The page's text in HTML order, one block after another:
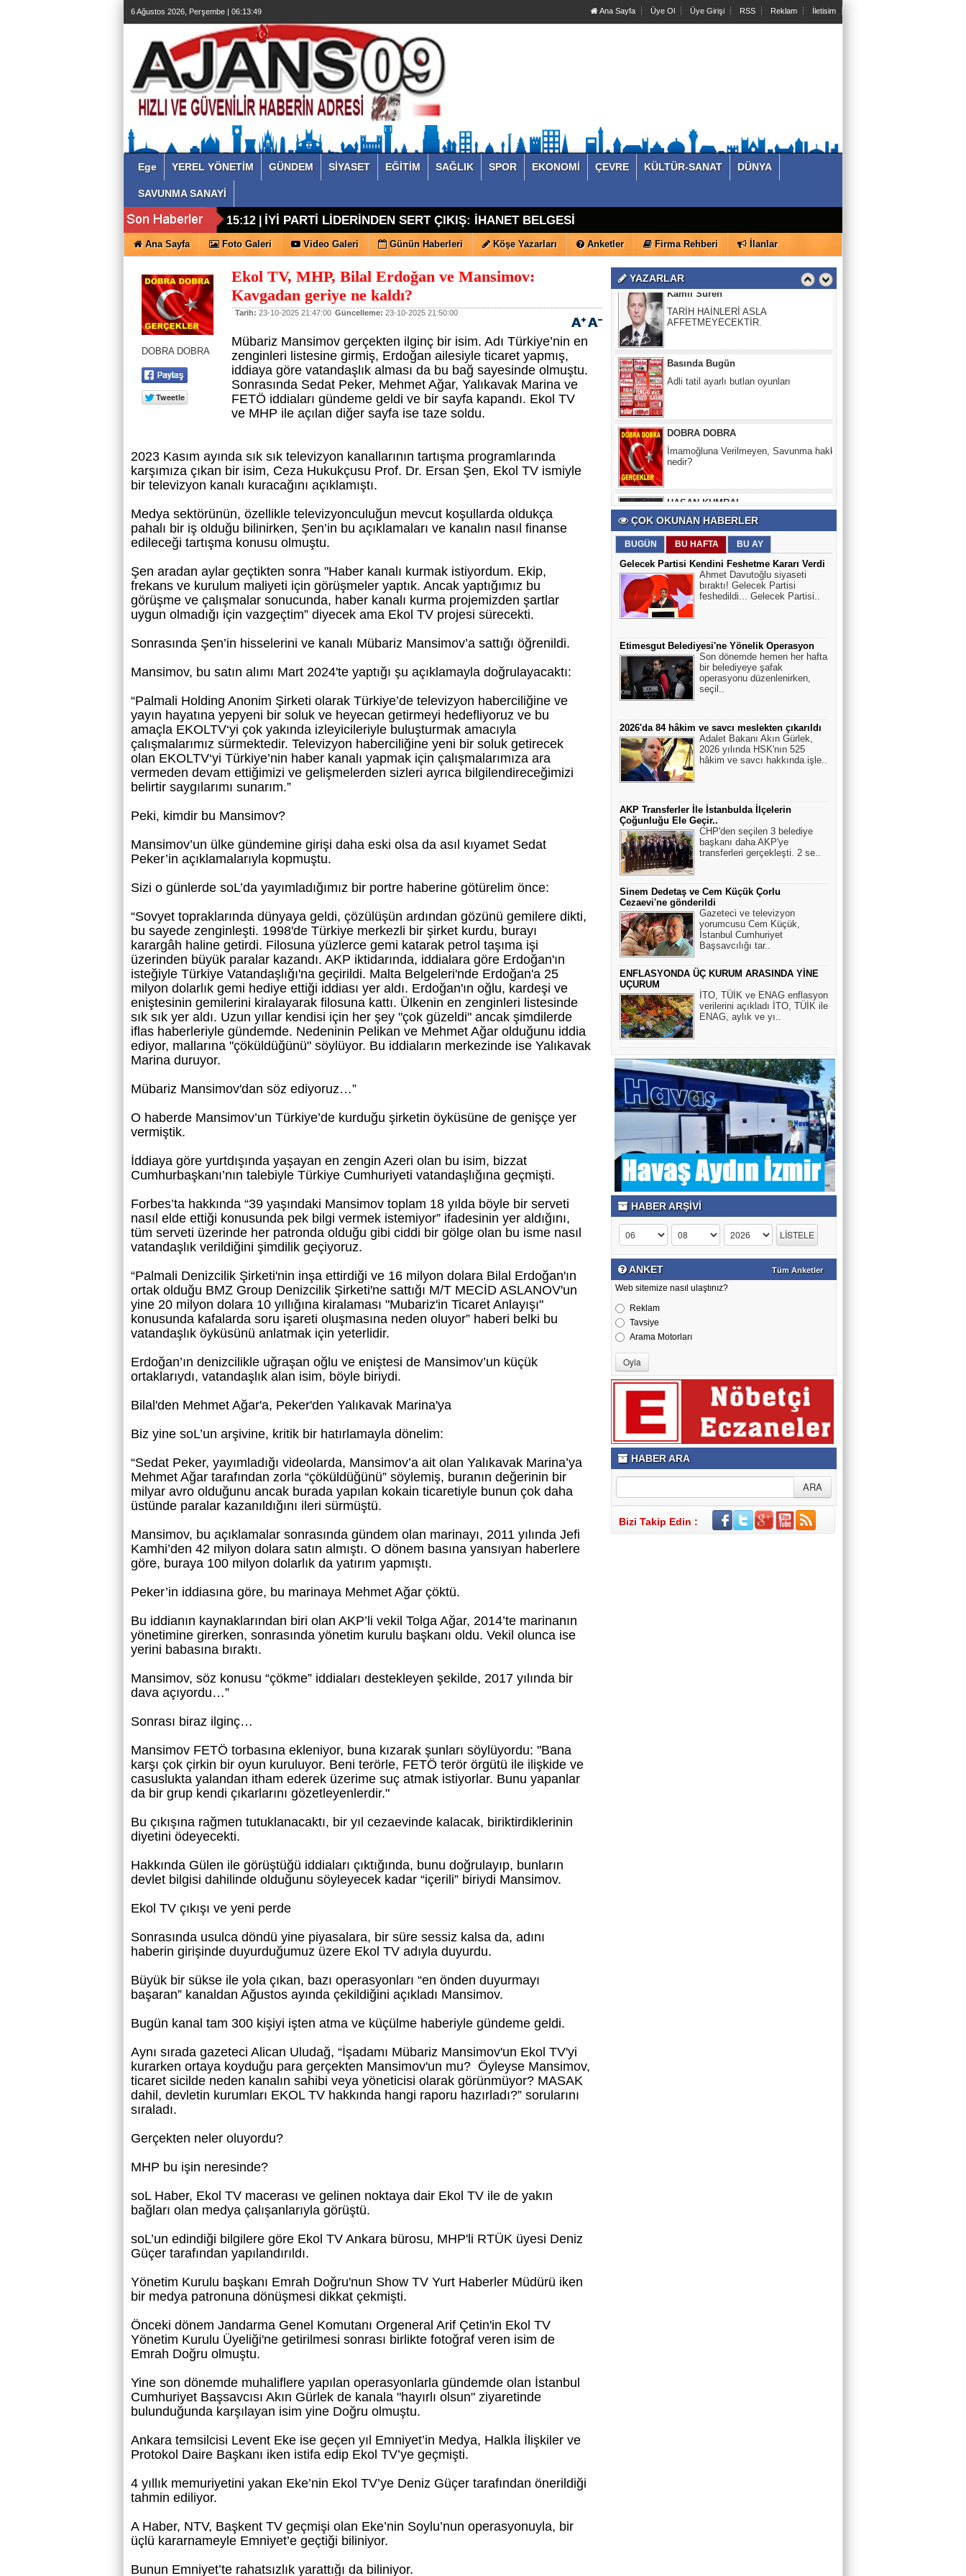
6 Ağustos 2026, Perşembe | 06:13:50 Ana Sayfa Üye Ol Üye Girişi RSS Reklam İletisim
Ege YEREL YÖNETİM GÜNDEM SİYASET EĞİTİM SAĞLIK SPOR EKONOMİ ÇEVRE KÜLTÜR-SANAT DÜNYA
SAVUNMA SANAYİ
15:12 | İYİ PARTİ LİDERİNDEN SERT ÇIKIŞ: İHANET BELGESİ
Ana Sayfa Foto Galeri Video Galeri Günün Haberleri Köşe Yazarları Anketler Firma Rehberi İlanlar
DOBRA DOBRA
Ekol TV, MHP, Bilal Erdoğan ve Mansimov:
Kavgadan geriye ne kaldı?
Tarih: 23-10-2025 21:47:00 Güncelleme: 23-10-2025 21:50:00
Mübariz Mansimov gerçekten ilginç bir isim. Adı Türkiye’nin en
zenginleri listesine girmiş, Erdoğan ailesiyle ticaret yapmış,
iddiaya göre vatandaşlık alması da bu bağ sayesinde olmuştu.
Sonrasında Sedat Peker, Mehmet Ağar, Yalıkavak Marina ve
FETÖ iddiaları gündeme geldi ve bir sayfa kapandı. Ekol TV
ve MHP ile açılan diğer sayfa ise taze soldu.
2023 Kasım ayında sık sık televizyon kanallarının tartışma programlarında
karşımıza çıkan bir isim, Ceza Hukukçusu Prof. Dr. Ersan Şen, Ekol TV ismiyle
bir televizyon kanalı kuracağını açıklamıştı.
Medya sektörünün, özellikle televizyonculuğun mevcut koşullarda oldukça
pahalı bir iş olduğu bilinirken, Şen’in bu açıklamaları ve kanalın nasıl finanse
edileceği tartışma konusu olmuştu.
Şen aradan aylar geçtikten sonra "Haber kanalı kurmak istiyordum. Ekip,
frekans ve kurulum maliyeti için görüşmeler yaptık. Ancak yaptığımız bu
görüşme ve çalışmalar sonucunda, haber kanalı kurma projemizden şartlar
uygun olmadığı için vazgeçtim” diyecek ama Ekol TV projesi sürecekti.
Sonrasında Şen’in hisselerini ve kanalı Mübariz Mansimov’a sattığı öğrenildi.
Mansimov, bu satın alımı Mart 2024'te yaptığı şu açıklamayla doğrulayacaktı:
“Palmali Holding Anonim Şirketi olarak Türkiye’de televizyon haberciliğine ve
yayın hayatına yepyeni bir soluk ve heyecan getirmeyi hedefliyoruz ve bu
amaçla EKOLTV‘yi çok yakında izleyicileriyle buluşturmak amacıyla
çalışmalarımız sürmektedir. Televizyon haberciliğine yeni bir soluk getirecek
olan EKOLTV‘yi Türkiye’nin haber kanalı yapmak için çalışmalarımıza ara
vermeden devam ettiğimizi ve gelişmelerden sizleri ayrıca bilgilendireceğimizi
belirtir saygılarımı sunarım.”
Peki, kimdir bu Mansimov?
Mansimov’un ülke gündemine girişi daha eski olsa da asıl kıyamet Sedat
Peker’in açıklamalarıyla kopmuştu.
Sizi o günlerde soL’da yayımladığımız bir portre haberine götürelim önce:
“Sovyet topraklarında dünyaya geldi, çözülüşün ardından gözünü gemilere dikti,
bu sayede zenginleşti. 1998'de Türkiye merkezli bir şirket kurdu, burayı
karargâh haline getirdi. Filosuna yüzlerce gemi katarak petrol taşıma işi
üzerinden büyük paralar kazandı. AKP iktidarında, iddialara göre Erdoğan'ın
isteğiyle Türkiye Vatandaşlığı'na geçirildi. Malta Belgeleri'nde Erdoğan'a 25
milyon dolarlık gemi hediye ettiği iddiası yer aldı. Erdoğan'ın oğlu, kardeşi ve
eniştesinin gemilerini kiralayarak filosuna kattı. Ülkenin en zenginleri listesinde
sık sık yer aldı. Uzun yıllar kendisi için her şey "çok güzeldi" ancak şimdilerde
iflas haberleriyle gündemde. Nedeninin Pelikan ve Mehmet Ağar olduğunu iddia
ediyor, mallarına "çöküldüğünü" söylüyor. Bu iddiaların merkezinde ise Yalıkavak
Marina duruyor.
Mübariz Mansimov'dan söz ediyoruz…”
O haberde Mansimov’un Türkiye’de kurduğu şirketin öyküsüne de genişçe yer
vermiştik.
İddiaya göre yurtdışında yaşayan en zengin Azeri olan bu isim, bizzat
Cumhurbaşkanı’nın talebiyle Türkiye Cumhuriyeti vatandaşlığına geçmişti.
Forbes’ta hakkında “39 yaşındaki Mansimov toplam 18 yılda böyle bir serveti
nasıl elde ettiği konusunda pek bilgi vermek istemiyor” ifadesinin yer aldığını,
tüm serveti üzerinde her patronda olduğu gibi ciddi bir gölge olan bu isme nasıl
vatandaşlık verildiğini şimdilik geçiyoruz.
“Palmali Denizcilik Şirketi'nin inşa ettirdiği ve 16 milyon dolara Bilal Erdoğan'ın
ortak olduğu BMZ Group Denizcilik Şirketi'ne sattığı M/T MECİD ASLANOV'un
yine 20 milyon dolara 10 yıllığına kiralaması "Mubariz'in Ticaret Anlayışı"
konusunda kafalarda soru işareti oluşmasına neden oluyor” haberi belki bu
vatandaşlık öyküsünü anlatmak için yeterlidir.
Erdoğan’ın denizcilikle uğraşan oğlu ve eniştesi de Mansimov’un küçük
ortaklarıydı, vatandaşlık alan isim, böyle biriydi.
Bilal'den Mehmet Ağar'a, Peker'den Yalıkavak Marina'ya
Biz yine soL’un arşivine, kritik bir hatırlamayla dönelim:
“Sedat Peker, yayımladığı videolarda, Mansimov’a ait olan Yalıkavak Marina’ya
Mehmet Ağar tarafından zorla “çöküldüğünü” söylemiş, buranın değerinin bir
milyar avro olduğunu ancak burada yapılan kokain ticaretiyle bunun çok daha
üstünde paralar kazanıldığını ileri sürmüştü.
Mansimov, bu açıklamalar sonrasında gündem olan marinayı, 2011 yılında Jefi
Kamhi’den 42 milyon dolara satın almıştı. O dönem basına yansıyan haberlere
göre, buraya 100 milyon dolarlık da yatırım yapmıştı.
Peker’in iddiasına göre, bu marinaya Mehmet Ağar çöktü.
Bu iddianın kaynaklarından biri olan AKP’li vekil Tolga Ağar, 2014’te marinanın
yönetimine girerken, sonrasında yönetim kurulu başkanı oldu. Vekil olunca ise
yerini babasına bıraktı.
Mansimov, söz konusu “çökme” iddiaları destekleyen şekilde, 2017 yılında bir
dava açıyordu…”
Sonrası biraz ilginç…
Mansimov FETÖ torbasına ekleniyor, buna kızarak şunları söylüyordu: "Bana
karşı çok çirkin bir oyun kuruluyor. Beni terörle, FETÖ terör örgütü ile ilişkide ve
casuslukta yalandan itham ederek üzerime suç atmak istiyorlar. Bunu yapanlar
da bir grup kendi çıkarlarını gözetleyenlerdir."
Bu çıkışına rağmen tutuklanacaktı, bir yıl cezaevinde kalacak, biriktirdiklerinin
diyetini ödeyecekti.
Hakkında Gülen ile görüştüğü iddiaları çıktığında, bunu doğrulayıp, bunların
devlet bilgisi dahilinde olduğunu söyleyecek kadar “içerili” biriydi Mansimov.
Ekol TV çıkışı ve yeni perde
Sonrasında usulca döndü yine piyasalara, bir süre sessiz kalsa da, adını
haberin girişinde duyurduğumuz üzere Ekol TV adıyla duyurdu.
Büyük bir sükse ile yola çıkan, bazı operasyonları “en önden duyurmayı
başaran” kanaldan Ağustos ayında çekildiğini açıkladı Mansimov.
Bugün kanal tam 300 kişiyi işten atma ve küçülme haberiyle gündeme geldi.
Aynı sırada gazeteci Alican Uludağ, “İşadamı Mübariz Mansimov'un Ekol TV'yi
kurarken ortaya koyduğu para gerçekten Mansimov'un mu? Öyleyse Mansimov,
ticaret sicilde neden kanalın sahibi veya yöneticisi olarak görünmüyor? MASAK
dahil, devletin kurumları EKOL TV hakkında hangi raporu hazırladı?” sorularını
sıraladı.
Gerçekten neler oluyordu?
MHP bu işin neresinde?
soL Haber, Ekol TV macerası ve gelinen noktaya dair Ekol TV ile de yakın
bağları olan medya çalışanlarıyla görüştü.
soL’un edindiği bilgilere göre Ekol TV Ankara bürosu, MHP'li RTÜK üyesi Deniz
Güçer tarafından yapılandırıldı.
Yönetim Kurulu başkanı Emrah Doğru'nun Show TV Yurt Haberler Müdürü iken
bir medya patronuna dönüşmesi dikkat çekmişti.
Önceki dönem Jandarma Genel Komutanı Orgeneral Arif Çetin'in Ekol TV
Yönetim Kurulu Üyeliği'ne getirilmesi sonrası birlikte fotoğraf veren isim de
Emrah Doğru olmuştu.
Yine son dönemde muhaliflere yapılan operasyonlarla gündemde olan İstanbul
Cumhuriyet Başsavcısı Akın Gürlek de kanala "hayırlı olsun" ziyaretinde
bulunduğunda karşılayan isim yine Doğru olmuştu.
Ankara temsilcisi Levent Eke ise geçen yıl Emniyet’in Medya, Halkla İlişkiler ve
Protokol Daire Başkanı iken istifa edip Ekol TV’ye geçmişti.
4 yıllık memuriyetini yakan Eke’nin Ekol TV’ye Deniz Güçer tarafından önerildiği
tahmin ediliyor.
A Haber, NTV, Başkent TV geçmişi olan Eke’nin Soylu’nun operasyonuyla, bir
üçlü kararnameyle Emniyet’e geçtiği biliniyor.
Bunun Emniyet’te rahatsızlık yarattığı da biliniyor.
YAZARLAR
Dr.Mehmet Aytekin
KÖŞE VURUŞU
Allah utandırmasın!
Kamil Süren
TARİH HAİNLERİ ASLA
Basında Bugün
Adli tatil ayarlı butlan oyunları
HASAN KUMRAL
PALAVRA -1
Nükleer neden enerji krizinin çözümü
olamaz?
Nesibe Ersöz
Ben Öğretmenim!
Asım Us
Bandırma" vapuru normal rotasında
gitseydi, batırılacaktı.
Hasan Efe
ÇAĞRI....
Tanklar meskûn mahal savaşında
zorunlu olmadıkça kullanılmaz.
Sırlar Dünyası
HAN’IN KAYIP SOYU
Engelsiz Köşe
Az gören bireyler için gözlük üretildi
Selin Esen Güneş
KANSER YAŞ TANIMIYOR
HULUSİ KAZANDERE
BU NECİP VE AZİZ MİLLETİN
GENLERİ İLE OYNAMAYIN.
YILMAZ ACER
BİLMEMİZ GEREKİR!!
Veli Tiryaki
Trump Netanyahu kaybetti, Sayelerinde
İran'da rejim güçlendi
ÇOK OKUNAN HABERLER
BUGÜN BU HAFTA BU AY
Gelecek Partisi Kendini Feshetme Kararı Verdi
Ahmet Davutoğlu siyaseti
bıraktı! Gelecek Partisi
feshedildi... Gelecek Partisi..
Etimesgut Belediyesi'ne Yönelik Operasyon
Son dönemde hemen her hafta
bir belediyeye şafak
operasyonu düzenlenirken,
seçil..
2026'da 84 hâkim ve savcı meslekten çıkarıldı
Adalet Bakanı Akın Gürlek,
2026 yılında HSK'nın 525
hâkim ve savcı hakkında işle..
AKP Transferler İle İstanbulda İlçelerin
Çoğunluğu Ele Geçir..
CHP'den seçilen 3 belediye
başkanı daha AKP'ye
transferleri gerçekleşti. 2 se..
Sinem Dedetaş ve Cem Küçük Çorlu
Cezaevi'ne gönderildi
Gazeteci ve televizyon
yorumcusu Cem Küçük,
İstanbul Cumhuriyet
Başsavcılığı tar..
ENFLASYONDA ÜÇ KURUM ARASINDA YİNE
UÇURUM
İTO, TÜİK ve ENAG enflasyon
verilerini açıkladı İTO, TÜİK ile
ENAG, aylık ve yı..
HABER ARŞİVİ
ANKET Tüm Anketler
Web sitemize nasıl ulaştınız?
Reklam
Tavsiye
Arama Motorları
HABER ARA
Bizi Takip Edin :